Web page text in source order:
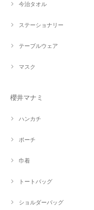
今治タオル
ステーショナリー
テーブルウェア
マスク
櫻井マナミ
ハンカチ
ポーチ
巾着
トートバッグ
ショルダーバッグ